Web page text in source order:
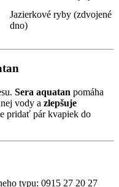
Jazierkové ryby (zdvojené
dno)
Sera aquatan pomáha
vody a zlepšuje
pridať pár kvapiek do
typu: 0915 27 20 27